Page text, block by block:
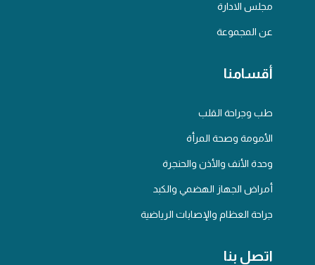
مجلس الادارة
عن المجموعة
أقسامنا
طب وجراحة القلب
الأمومة وصحة المرأة
وحدة الأنف والأذن والحنجرة
أمراض الجهاز الهضمي والكبد
جراحة العظام والإصابات الرياضية
اتصل بنا